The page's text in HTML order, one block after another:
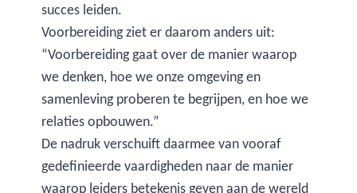
succes leiden.
Voorbereiding ziet er daarom anders uit:
“Voorbereiding gaat over de manier waarop
we denken, hoe we onze omgeving en
samenleving proberen te begrijpen, en hoe we
relaties opbouwen.”
De nadruk verschuift daarmee van vooraf
gedefinieerde vaardigheden naar de manier
waarop leiders betekenis geven aan de wereld